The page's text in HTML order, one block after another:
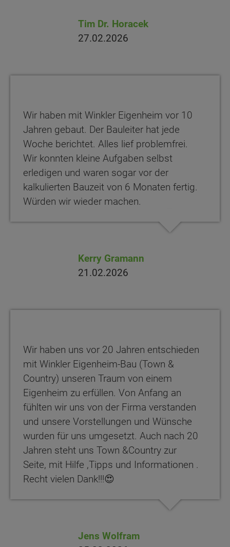
Tim Dr. Horacek
27.02.2026
Wir haben mit Winkler Eigenheim vor 10
Jahren gebaut. Der Bauleiter hat jede
Woche berichtet. Alles lief problemfrei.
Wir konnten kleine Aufgaben selbst
erledigen und waren sogar vor der
kalkulierten Bauzeit von 6 Monaten fertig.
Würden wir wieder machen.
Kerry Gramann
21.02.2026
Wir haben uns vor 20 Jahren entschieden
mit Winkler Eigenheim-Bau (Town &
Country) unseren Traum von einem
Eigenheim zu erfüllen. Von Anfang an
fühlten wir uns von der Firma verstanden
und unsere Vorstellungen und Wünsche
wurden für uns umgesetzt. Auch nach 20
Jahren steht uns Town &Country zur
Seite, mit Hilfe ,Tipps und Informationen .
Recht vielen Dank!!!😍
Jens Wolfram